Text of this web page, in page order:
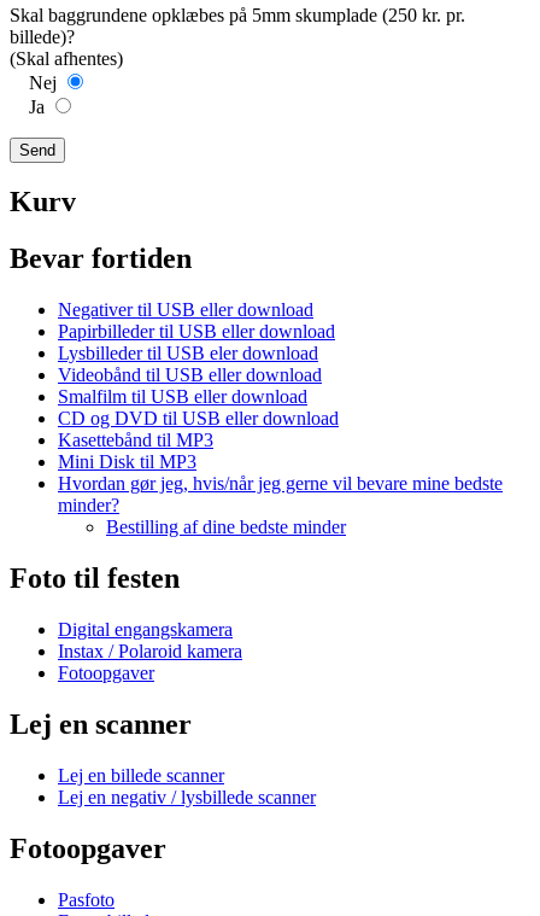
Skal baggrundene opklæbes på 5mm skumplade (250 kr. pr.
billede)?
(Skal afhentes)
Nej
Ja
Kurv
Bevar fortiden
Negativer til USB eller download
Papirbilleder til USB eller download
Lysbilleder til USB eler download
Videobånd til USB eller download
Smalfilm til USB eller download
CD og DVD til USB eller download
Kasettebånd til MP3
Mini Disk til MP3
Hvordan gør jeg, hvis/når jeg gerne vil bevare mine bedste
minder?
Bestilling af dine bedste minder
Foto til festen
Digital engangskamera
Instax / Polaroid kamera
Fotoopgaver
Lej en scanner
Lej en billede scanner
Lej en negativ / lysbillede scanner
Fotoopgaver
Pasfoto